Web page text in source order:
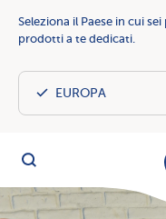
Seleziona il Paese in cui
prodotti a te dedicati.
Cerca